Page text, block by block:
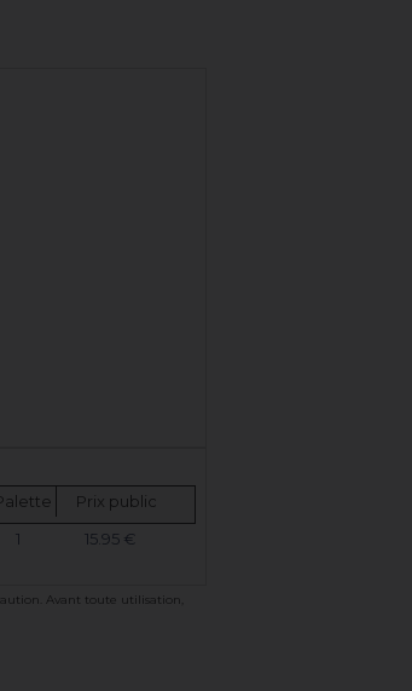
Prix public
1 15.95 €
Avant toute utilisation,